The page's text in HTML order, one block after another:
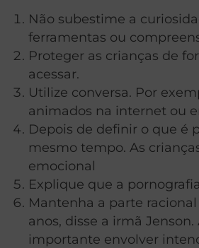
Não subestime a
ferramentas ou
Proteger as crianças de
acessar.
Utilize conversa. Por
animados na internet ou
Depois de definir o que é
mesmo tempo. As
emocional
Explique que a
Mantenha a parte
anos, disse a irmã
importante envolver